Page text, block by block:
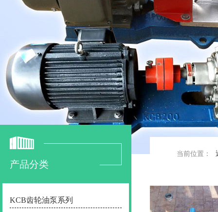
产品分类
KCB齿轮油泵系列
当前位置：